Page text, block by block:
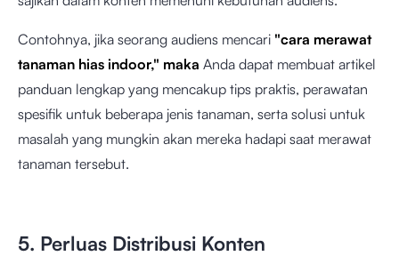
Contohnya, jika seorang audiens mencari "cara merawat
tanaman hias indoor," maka Anda dapat membuat artikel
panduan lengkap yang mencakup tips praktis, perawatan
spesifik untuk beberapa jenis tanaman, serta solusi untuk
masalah yang mungkin akan mereka hadapi saat merawat
tanaman tersebut.
5. Perluas Distribusi Konten